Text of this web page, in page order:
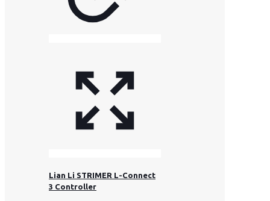
Lian Li STRIMER L-Connect
3 Controller